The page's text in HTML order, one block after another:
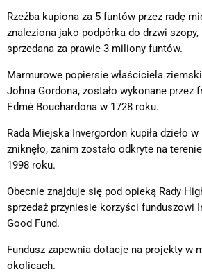
Rzeźba kupiona za 5 funtów przez radę
znaleziona jako podpórka do drzwi
sprzedana za prawie 3 miliony funtów.
Marmurowe popiersie właściciela
Johna Gordona, zostało wykonane przez
Edmé Bouchardona w 1728 roku.
Rada Miejska Invergordon kupiła dzieło
zniknęło, zanim zostało odkryte na
1998 roku.
Obecnie znajduje się pod opieką Rady
sprzedaż przyniesie korzyści funduszowi
Good Fund.
Fundusz zapewnia dotacje na projekty w
okolicach.